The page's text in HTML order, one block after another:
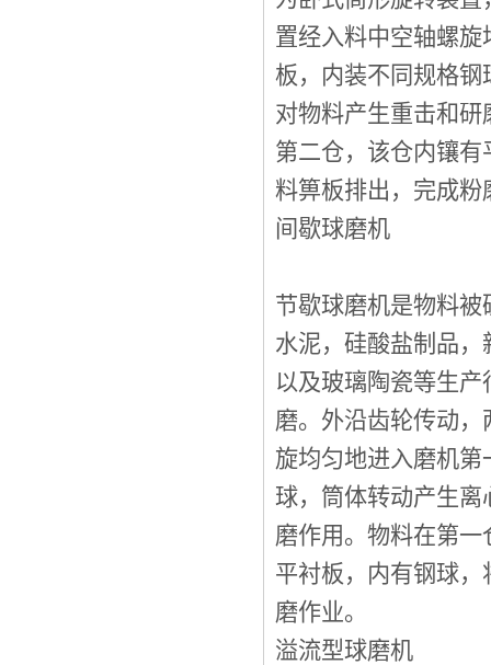
置经入料中空轴螺
板，内装不同规格
对物料产生重击和
第二仓，该仓内镶
料箅板排出，完成粉
间歇球磨机
节歇球磨机是物料
水泥，硅酸盐制品
以及玻璃陶瓷等生
磨。外沿齿轮传动
旋均匀地进入磨机
球，筒体转动产生
磨作用。物料在第
平衬板，内有钢球
磨作业。
溢流型球磨机